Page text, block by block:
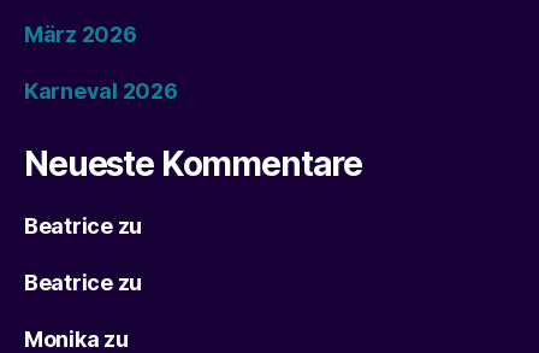
März 2026
Karneval 2026
Neueste Kommentare
Beatricezu
Beatricezu
Monika zu